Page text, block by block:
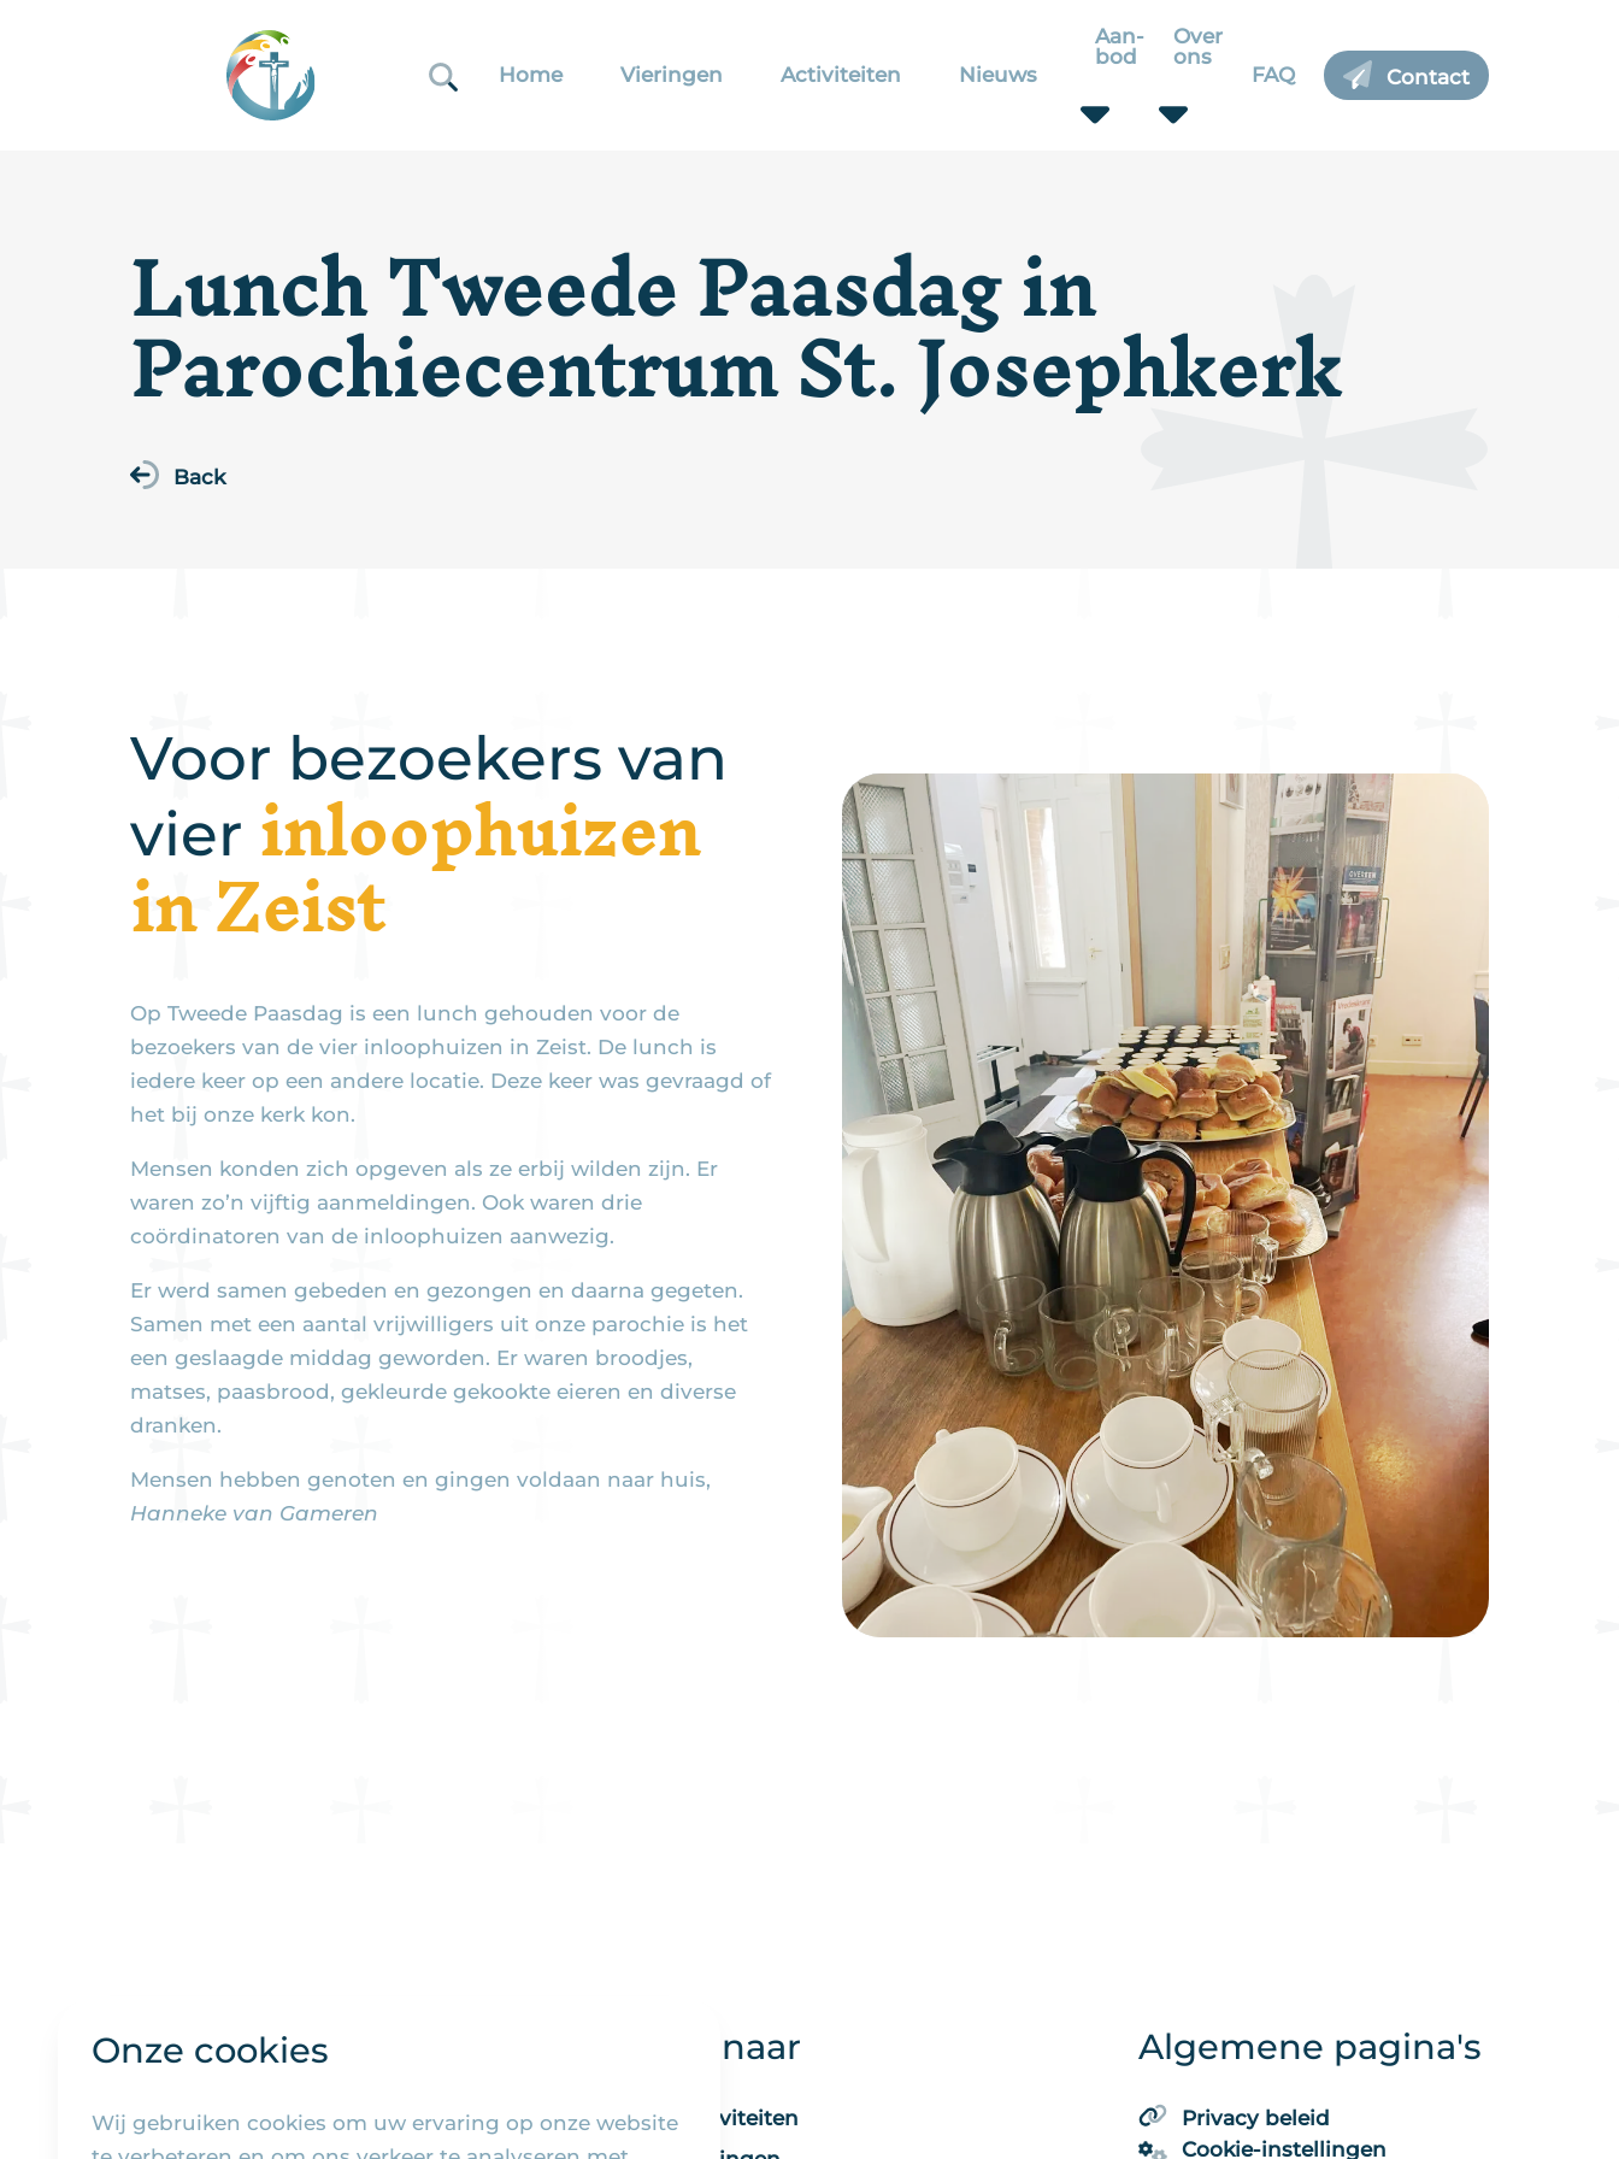
Home Vieringen Activiteiten Nieuws
Aan-
bod
Over
ons
FAQ Contact
Onze cookies
Wij gebruiken cookies om uw ervaring op onze website
Lunch Tweede Paasdag in
Parochiecentrum St. Josephkerk
Back
Voor bezoekers van
vier inloophuizen
in Zeist
Op Tweede Paasdag is een lunch gehouden voor de
bezoekers van de vier inloophuizen in Zeist. De lunch is
iedere keer op een andere locatie. Deze keer was gevraagd of
het bij onze kerk kon.
Mensen konden zich opgeven als ze erbij wilden zijn. Er
waren zo’n vijftig aanmeldingen. Ook waren drie
coördinatoren van de inloophuizen aanwezig.
Er werd samen gebeden en gezongen en daarna gegeten.
Samen met een aantal vrijwilligers uit onze parochie is het
een geslaagde middag geworden. Er waren broodjes,
matses, paasbrood, gekleurde gekookte eieren en diverse
dranken.
Mensen hebben genoten en gingen voldaan naar huis,
Hanneke van Gameren
Snel naar
Activiteiten
Algemene pagina's
Privacy beleid
Cookie-instellingen